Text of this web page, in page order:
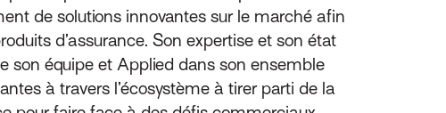
de solutions innovantes sur le marché afin
d’assurance. Son expertise et son état
son équipe et Applied dans son ensemble
à travers l’écosystème à tirer parti de la